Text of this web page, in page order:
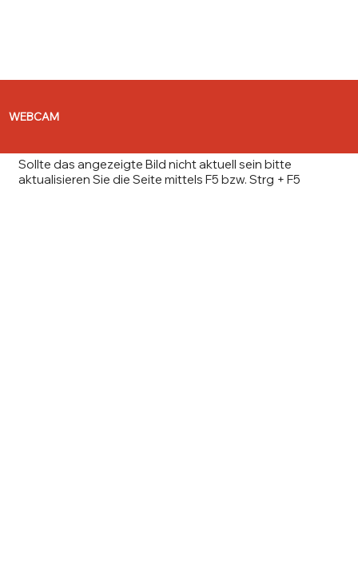
WEBCAM
Sollte das angezeigte Bild nicht aktuell sein bitte
aktualisieren Sie die Seite mittels F5 bzw. Strg + F5